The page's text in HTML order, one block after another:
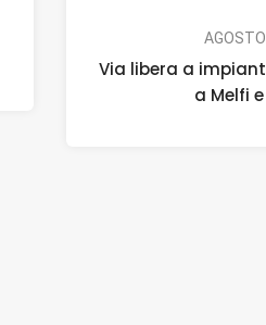
Via libera a
a Melfi